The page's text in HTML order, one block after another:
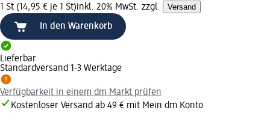
1 St (14,95 € je 1 St)inkl. 20% MwSt. zzgl. Versand
In den Warenkorb
Lieferbar
Standardversand 1-3 Werktage
Verfügbarkeit in einem dm Markt prüfen
Kostenloser Versand ab 49 € mit Mein dm Konto